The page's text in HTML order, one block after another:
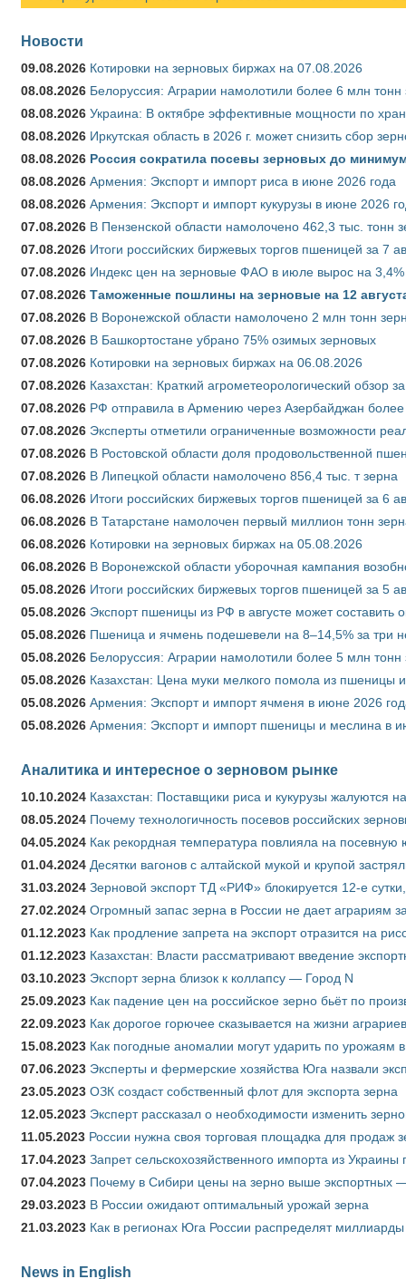
Новости
09.08.2026 Котировки на зерновых биржах на 07.08.2026
08.08.2026 Белоруссия: Аграрии намолотили более 6 млн тонн
08.08.2026 Украина: В октябре эффективные мощности по
08.08.2026 Иркутская область в 2026 г. может снизить сбор
08.08.2026 Россия сократила посевы зерновых до
08.08.2026 Армения: Экспорт и импорт риса в июне 2026 года
08.08.2026 Армения: Экспорт и импорт кукурузы в июне 2026
07.08.2026 В Пензенской области намолочено 462,3 тыс. тонн
07.08.2026 Итоги российских биржевых торгов пшеницей за 7
07.08.2026 Индекс цен на зерновые ФАО в июле вырос на 3,4%
07.08.2026 Таможенные пошлины на зерновые на 12
07.08.2026 В Воронежской области намолочено 2 млн тонн
07.08.2026 В Башкортостане убрано 75% озимых зерновых
07.08.2026 Котировки на зерновых биржах на 06.08.2026
07.08.2026 Казахстан: Краткий агрометеорологический обзор
07.08.2026 РФ отправила в Армению через Азербайджан более
07.08.2026 Эксперты отметили ограниченные возможности
07.08.2026 В Ростовской области доля продовольственной
07.08.2026 В Липецкой области намолочено 856,4 тыс. т зерна
06.08.2026 Итоги российских биржевых торгов пшеницей за 6
06.08.2026 В Татарстане намолочен первый миллион тонн
06.08.2026 Котировки на зерновых биржах на 05.08.2026
06.08.2026 В Воронежской области уборочная кампания
05.08.2026 Итоги российских биржевых торгов пшеницей за 5
05.08.2026 Экспорт пшеницы из РФ в августе может составить
05.08.2026 Пшеница и ячмень подешевели на 8–14,5% за три
05.08.2026 Белоруссия: Аграрии намолотили более 5 млн тонн
05.08.2026 Казахстан: Цена муки мелкого помола из пшеницы
05.08.2026 Армения: Экспорт и импорт ячменя в июне 2026
05.08.2026 Армения: Экспорт и импорт пшеницы и меслина в
Аналитика и интересное о зерновом рынке
10.10.2024 Казахстан: Поставщики риса и кукурузы жалуются
08.05.2024 Почему технологичность посевов российских
04.05.2024 Как рекордная температура повлияла на
01.04.2024 Десятки вагонов с алтайской мукой и крупой
31.03.2024 Зерновой экспорт ТД «РИФ» блокируется 12-е
27.02.2024 Огромный запас зерна в России не дает аграриям
01.12.2023 Как продление запрета на экспорт отразится на
01.12.2023 Казахстан: Власти рассматривают введение
03.10.2023 Экспорт зерна близок к коллапсу — Город N
25.09.2023 Как падение цен на российское зерно бьёт по
22.09.2023 Как дорогое горючее сказывается на жизни аграриев
15.08.2023 Как погодные аномалии могут ударить по урожаям
07.06.2023 Эксперты и фермерские хозяйства Юга назвали
23.05.2023 ОЗК создаст собственный флот для экспорта зерна
12.05.2023 Эксперт рассказал о необходимости изменить
11.05.2023 России нужна своя торговая площадка для продаж
17.04.2023 Запрет сельскохозяйственного импорта из
07.04.2023 Почему в Сибири цены на зерно выше экспортных
29.03.2023 В России ожидают оптимальный урожай зерна
21.03.2023 Как в регионах Юга России распределят
News in English